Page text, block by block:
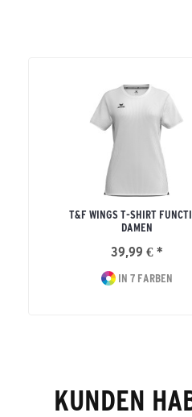
T&F WINGS T-SHIRT
DAMEN
39,99 € *
IN 7 FARBEN
KUNDEN